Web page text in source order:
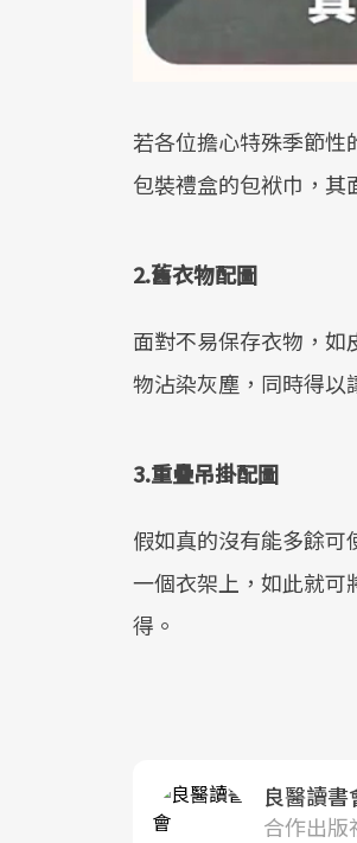
若各位擔心特殊季節
包裝禮盒的包袱巾，其
2.舊衣物配圖
面對不易保存衣物，
物沾染灰塵，同時得以
3.重疊吊掛配圖
假如真的沒有能多餘
一個衣架上，如此就可
得。
良醫讀書
合作出版